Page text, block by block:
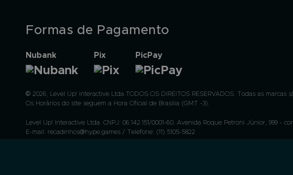
Formas de Pagamento
Nubank Pix PicPay
© 2026, Level Up! Interactive Ltda.TODOS OS DIREITOS RESERVADOS. Todas as
Os Horários do site seguem a Hora Oficial de Brasilia (GMT -3).
Level Up! Interactive Ltda. CNPJ: 06.142.151/0001-60. Avenida Roque Petroni Júnior, 999 -
E-mail: recadinhos@hype.games / Telefone: (11) 5105-5822